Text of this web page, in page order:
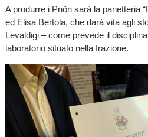
A produrre i Pnön sarà la panetteria
ed Elisa Bertola, che darà vita agli
Levaldigi – come prevede il
laboratorio situato nella frazione.